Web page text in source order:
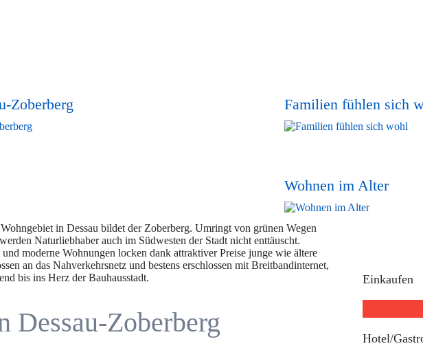
Zoberberg Familien fühlen sich
Wohnen im Alter
in Dessau bildet der Zoberberg. Umringt von grünen Wegen
Naturliebhaber auch im Südwesten der Stadt nicht enttäuscht.
moderne Wohnungen locken dank attraktiver Preise junge wie ältere
an das Nahverkehrsnetz und bestens erschlossen mit Breitbandinternet,
bis ins Herz der Bauhausstadt.
Dessau-Zoberberg
Einkaufen
Hotel/